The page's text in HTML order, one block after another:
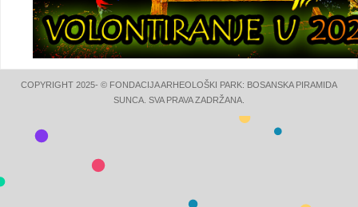
COPYRIGHT 2025- © FONDACIJA ARHEOLOŠKI PARK: BOSANSKA PIRAMIDA
SUNCA. SVA PRAVA ZADRŽANA.